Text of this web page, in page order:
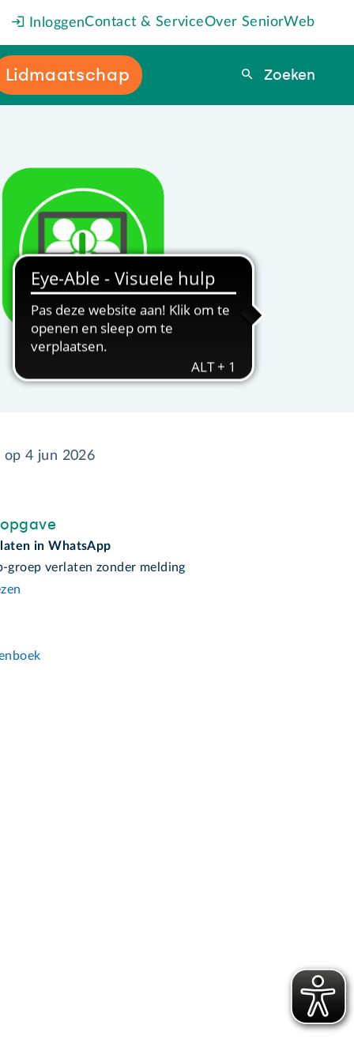
InloggenContact & ServiceOver SeniorWeb
Lidmaatschap Zoeken
Zoeken
op4 jun 2026
in WhatsApp
groep verlaten zonder melding